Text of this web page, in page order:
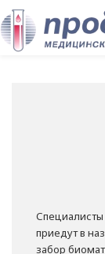
приедут в
забор